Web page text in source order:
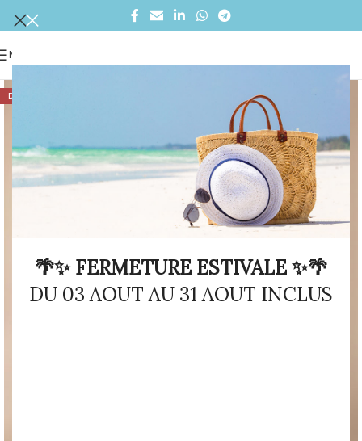
🌴✨ FERMETURE ESTIVALE ✨🌴
DU 03 AOUT AU 31 AOUT INCLUS
MENU
DÉSTOCKAGE